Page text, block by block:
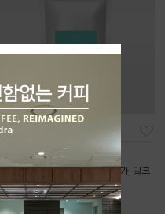
11
올데이 [중배전]
구운 곡물, 볶은 땅콩, 브라운 슈가, 밀크
초콜릿
8,220원